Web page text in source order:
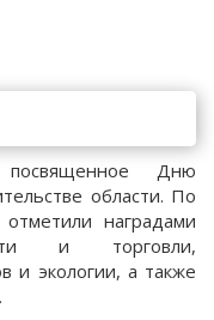
посвященное Дню
области. По
наградами
и торговли,
и экологии, а также